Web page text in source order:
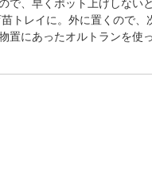
、早くポット上げしない
トレイに。外に置くので、
置にあったオルトランを使